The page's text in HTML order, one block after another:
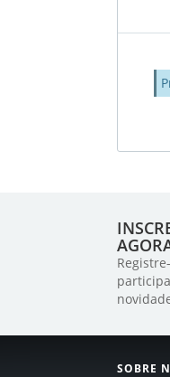
SOBRE